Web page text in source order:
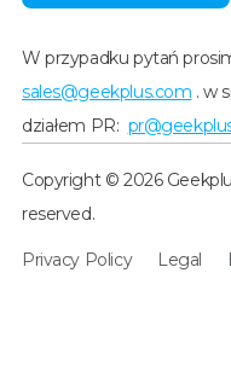
W przypadku pytań
sales@geekplus.com . w
działem PR:
Copyright © 2026
reserved.
Privacy Policy Legal